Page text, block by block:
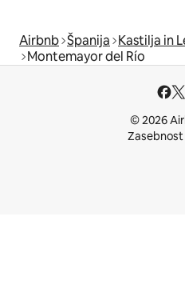
Airbnb Španija Kastilja in
Montemayor del Río
© 2026
Zasebnost